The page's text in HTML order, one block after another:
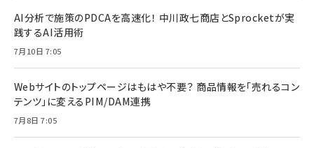
AI分析で施策のPDCAを高速化！ 中川政七商店とSprocketが実
践するAI活用術
7月10日 7:05
Webサイトのトップページはもはや不要？ 商品情報を「売れるコン
テンツ」に変えるPIM/DAM連携
7月8日 7:05